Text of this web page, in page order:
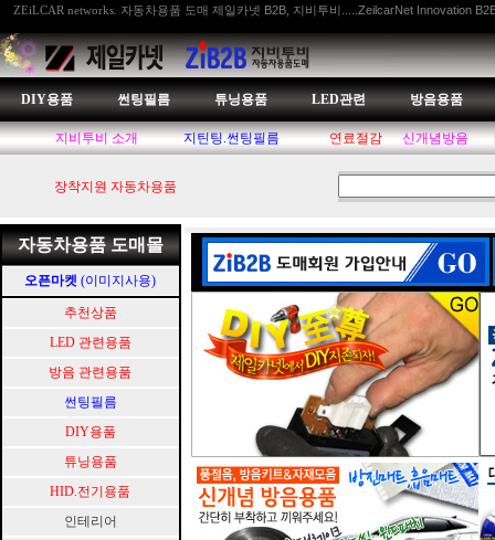
ZEiLCAR networks. 자동차용품 도매 제일카넷 B2B, 지비투비.....ZeilcarNet Innovation
DIY용품 썬팅필름 튜닝용품 LED관련 방음용품
지비투비 소개 지틴팅.썬팅필름 연료절감 신개념방음
장착지원 자동차용품
자동차용품 도매몰
오픈마켓 (이미지사용)
추천상품
LED 관련용품
방음 관련용품
썬팅필름
DIY용품
튜닝용품
HID.전기용품
인테리어